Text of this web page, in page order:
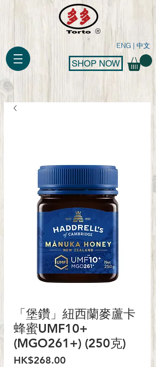
®
ENG | 中文
SHOP NOW
「堡鑽」紐西蘭麥蘆卡
蜂蜜UMF10+
(MGO261+) (250克)
HK$268.00